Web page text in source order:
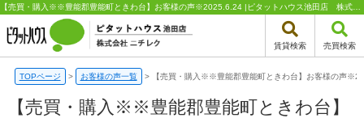
賃貸検索 売買検索
TOPページ > お客様の声一覧 > 【売買・購入※※豊能郡豊能町ときわ台】お客様の声
【売買・購入※※豊能郡豊能町ときわ台】